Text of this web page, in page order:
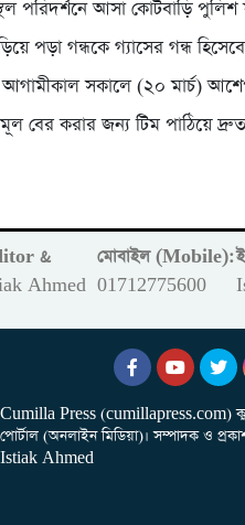
পরিদর্শনে আসা কোটবাড়ি
পড়া গন্ধকে গ্যাসের গন্ধ
সকালে (২০ মার্চ)
বের করার জন্য টিম পাঠিয়ে
&
Ahmed
মোবাইল (Mobile):
01712775600
Cumilla Press (cumillapress.com)
পোর্টাল (অনলাইন মিডিয়া)। সম্পাদক ও
Istiak Ahmed